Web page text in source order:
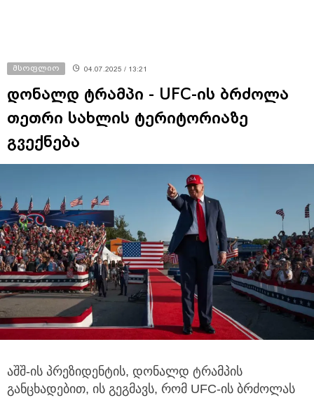
მსოფლიო 04.07.2025 / 13:21
დონალდ ტრამპი - UFC-ის ბრძოლა
თეთრი სახლის ტერიტორიაზე
გვექნება
აშშ-ის პრეზიდენტის, დონალდ ტრამპის
განცხადებით, ის გეგმავს, რომ UFC-ის ბრძოლას